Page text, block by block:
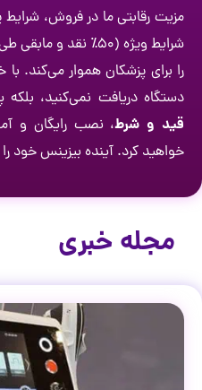
مزیت رقابتی ما در فروش،
شرایط ویژه (۵۰٪ نقد
را برای پزشکان هموار می‌کند. با
دستگاه دریافت نمی‌کنید،
قید و شرط، نصب رایگان و
خواهید کرد. آینده بیزینس خود
مجله خبری